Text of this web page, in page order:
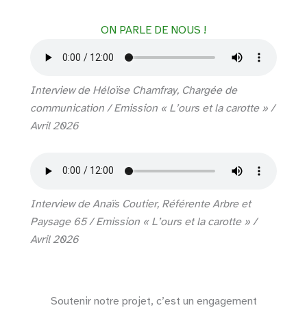
ON PARLE DE NOUS !
Interview de Héloïse Chamfray, Chargée de
communication / Emission « L’ours et la carotte » /
Avril 2026
Interview de Anaïs Coutier, Référente Arbre et
Paysage 65 / Emission « L’ours et la carotte » /
Avril 2026
Soutenir notre projet, c’est un engagement